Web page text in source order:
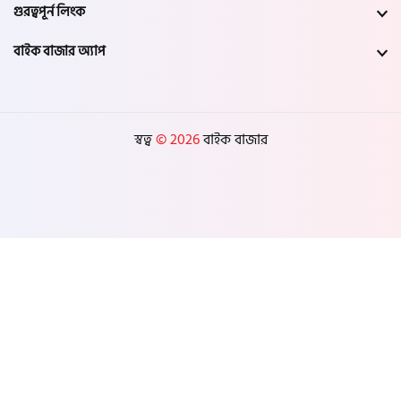
গুরত্বপূর্ন লিংক
বাইক বাজার অ্যাপ
স্বত্ব© 2026বাইক বাজার